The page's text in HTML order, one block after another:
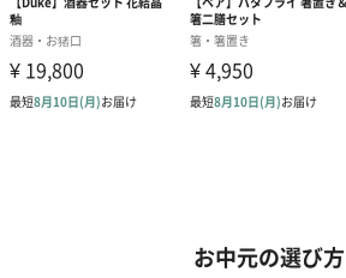
お中元の選び方